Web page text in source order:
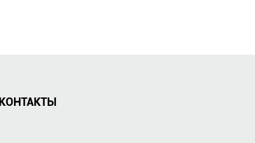
КОНТАКТЫ